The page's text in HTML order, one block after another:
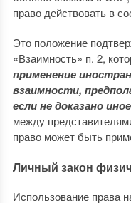
право действовать в
Это положение
«Взаимность» п. 2,
применение
взаимности,
если не доказано иное
между
право может быть
Личный закон
Использование права